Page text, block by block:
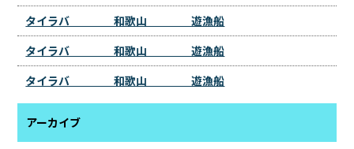
タイラバ 和歌山 遊漁船
タイラバ 和歌山 遊漁船
タイラバ 和歌山 遊漁船
アーカイブ